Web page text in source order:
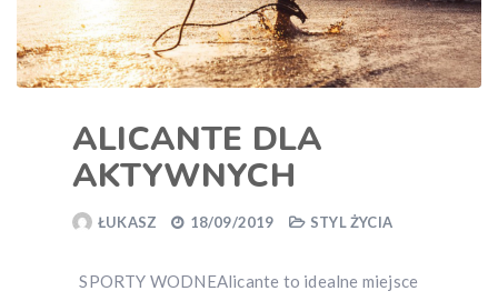
ALICANTE DLA
AKTYWNYCH
ŁUKASZ 18/09/2019 STYL ŻYCIA
SPORTY WODNEAlicante to idealne miejsce